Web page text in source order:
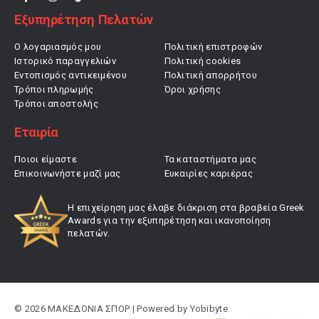
Εξυπηρέτηση Πελατών
Ο λογαριασμός μου
Ιστορικό παραγγελιών
Εντοπισμός αντικειμένου
Τρόποι πληρωμής
Τρόποι αποστολής
Πολιτική επιστροφών
Πολιτική cookies
Πολιτική απορρήτου
Όροι χρήσης
Εταιρία
Ποιοι είμαστε
Επικοινωνήστε μαζί μας
Τα καταστήματα μας
Ευκαιρίες καριέρας
Η επιχείρηση μας έλαβε διάκριση στα βραβεία Greek
Awards για την εξυπηρέτηση και ικανοποίηση
πελατών.
© 2026 ΜΑΚΕΔΟΝΙΑ ΣΠΟΡ | Powered by Yobibyte